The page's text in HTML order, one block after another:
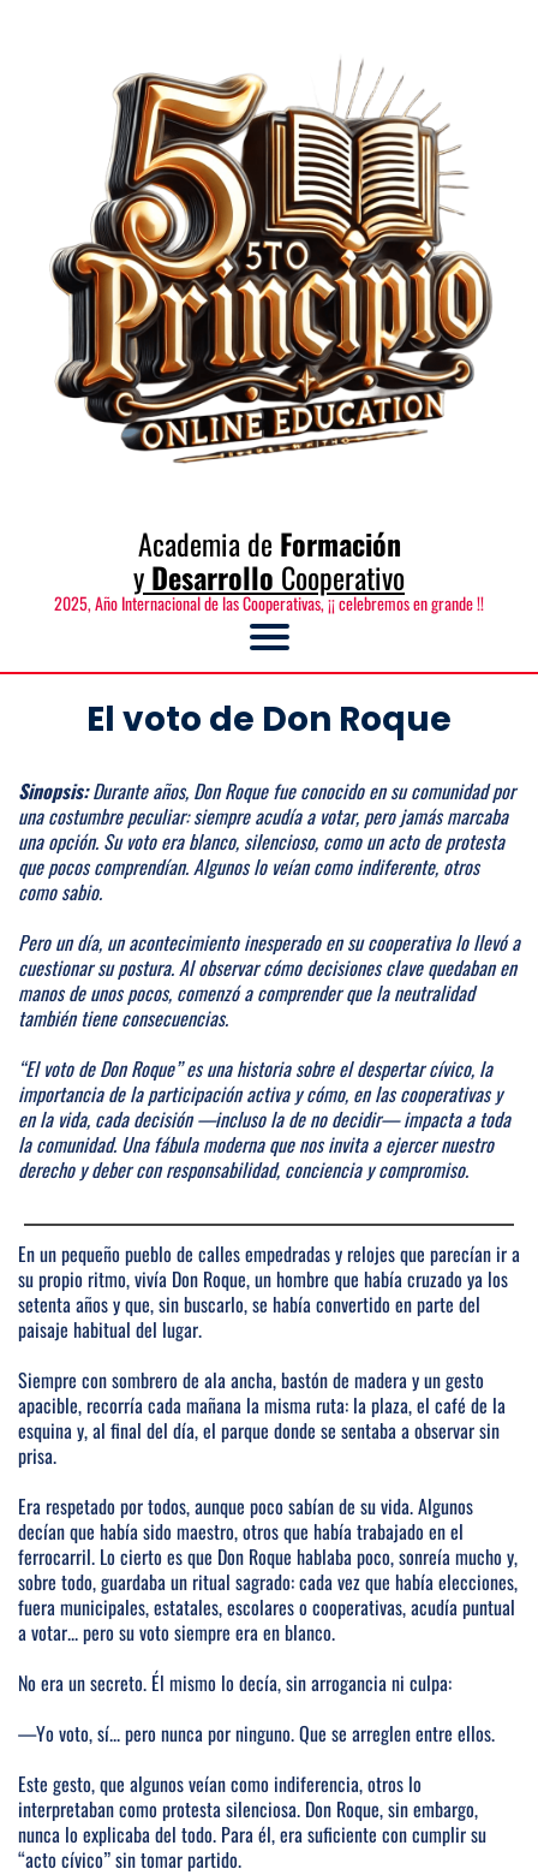
Academia de Formación
yDesarrollo Cooperativo
2025, Año Internacional de las Cooperativas, ¡¡ celebremos en grande !!
El voto de Don Roque
Sinopsis:Durante años, Don Roque fue conocido en su comunidad por
una costumbre peculiar: siempre acudía a votar, pero jamás marcaba
una opción. Su voto era blanco, silencioso, como un acto de protesta
que pocos comprendían. Algunos lo veían como indiferente, otros
como sabio.
Pero un día, un acontecimiento inesperado en su cooperativa lo llevó a
cuestionar su postura. Al observar cómo decisiones clave quedaban en
manos de unos pocos, comenzó a comprender que la neutralidad
también tiene consecuencias.
“El voto de Don Roque” es una historia sobre el despertar cívico, la
importancia de la participación activa y cómo, en las cooperativas y
en la vida, cada decisión —incluso la de no decidir— impacta a toda
la comunidad. Una fábula moderna que nos invita a ejercer nuestro
derecho y deber con responsabilidad, conciencia y compromiso.
En un pequeño pueblo de calles empedradas y relojes que parecían ir a
su propio ritmo, vivía Don Roque, un hombre que había cruzado ya los
setenta años y que, sin buscarlo, se había convertido en parte del
paisaje habitual del lugar.
Siempre con sombrero de ala ancha, bastón de madera y un gesto
apacible, recorría cada mañana la misma ruta: la plaza, el café de la
esquina y, al final del día, el parque donde se sentaba a observar sin
prisa.
Era respetado por todos, aunque poco sabían de su vida. Algunos
decían que había sido maestro, otros que había trabajado en el
ferrocarril. Lo cierto es que Don Roque hablaba poco, sonreía mucho y,
sobre todo, guardaba un ritual sagrado: cada vez que había elecciones,
fuera municipales, estatales, escolares o cooperativas, acudía puntual
a votar... pero su voto siempre era en blanco.
No era un secreto. Él mismo lo decía, sin arrogancia ni culpa:
—Yo voto, sí... pero nunca por ninguno. Que se arreglen entre ellos.
Este gesto, que algunos veían como indiferencia, otros lo
interpretaban como protesta silenciosa. Don Roque, sin embargo,
nunca lo explicaba del todo. Para él, era suficiente con cumplir su
“acto cívico” sin tomar partido.